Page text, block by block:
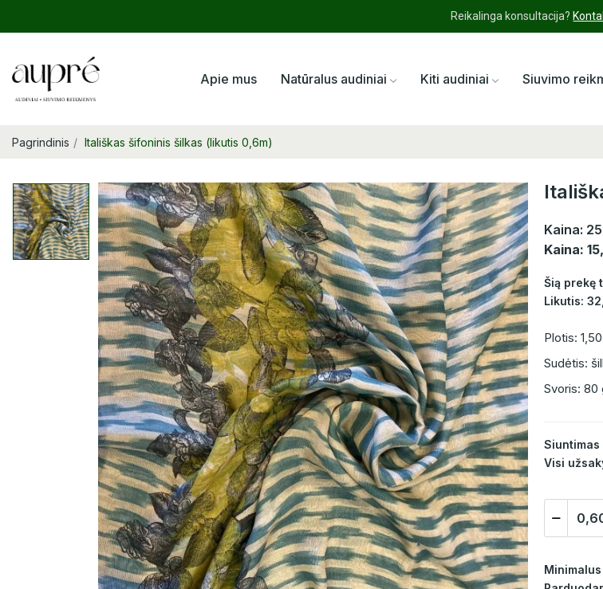
Reikalinga konsultacija?
Apie mus Natūralus audiniai Kiti audiniai Siuvimo
Pagrindinis Itališkas šifoninis šilkas (likutis 0,6m)
Kaina:
Kaina:
Šią prekę
Likutis:
Plotis:
Sudėtis:
Svoris: 80
Visi